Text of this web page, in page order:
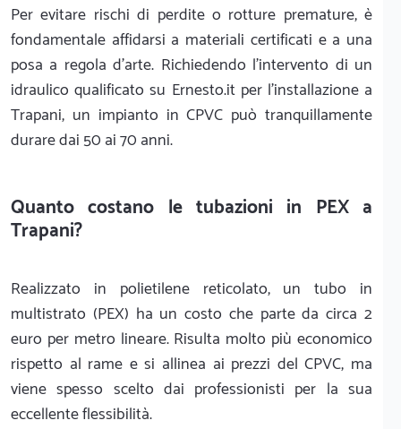
Per evitare rischi di perdite o rotture premature, è
fondamentale affidarsi a materiali certificati e a una
posa a regola d'arte. Richiedendo l'intervento di un
idraulico qualificato su Ernesto.it per l'installazione a
Trapani, un impianto in CPVC può tranquillamente
durare dai 50 ai 70 anni.
Quanto costano le tubazioni in PEX a
Trapani?
Realizzato in polietilene reticolato, un tubo in
multistrato (PEX) ha un costo che parte da circa 2
euro per metro lineare. Risulta molto più economico
rispetto al rame e si allinea ai prezzi del CPVC, ma
viene spesso scelto dai professionisti per la sua
eccellente flessibilità.